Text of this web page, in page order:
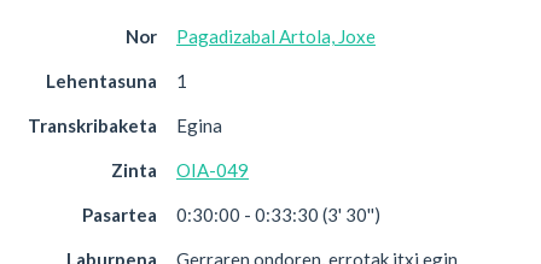
Nor Pagadizabal Artola, Joxe
Lehentasuna 1
Transkribaketa Egina
Zinta OIA-049
Pasartea 0:30:00 - 0:33:30 (3' 30'')
Laburpena
Gerraren ondoren, errotak itxi egin